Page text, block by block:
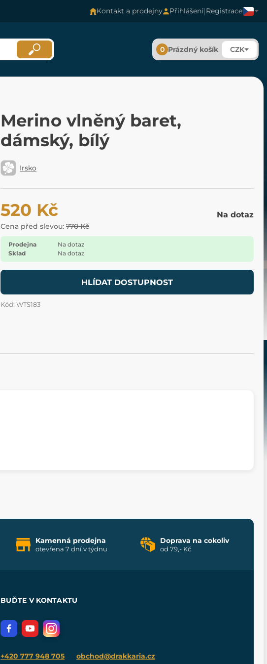
Kontakt a prodejny Přihlášení|Registrace
0 Prázdný košík CZK
Merino vlněný baret,
dámský, bílý
Irsko
520 Kč
Cena před slevou: 770 Kč
Na dotaz
Prodejna
Na dotaz
Sklad
Na dotaz
HLÍDAT DOSTUPNOST
Kód: WTS183
Kamenná prodejna
otevřena 7 dní v týdnu
Doprava na cokoliv
od 79,- Kč
BUĎTE V KONTAKTU
+420 777 948 705 obchod@drakkaria.cz